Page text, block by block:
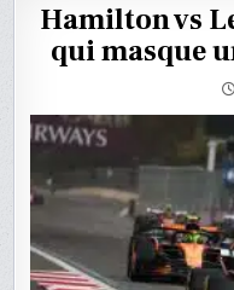
Hamilton vs
qui masque